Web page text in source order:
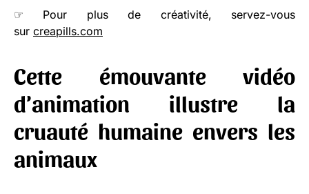
☞ Pour plus de créativité, servez-vous
sur creapills.com
Cette émouvante vidéo
d’animation illustre la
cruauté humaine envers les
animaux